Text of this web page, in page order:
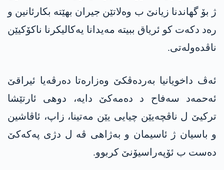
ژ بۆ گھاندنا زیانێ ب وەلاتێن جیران بهێتە بکارئانین و
رەد دکەت کو ئریاق ببیتە مەیدانا یەکالیکرنا ناکۆکیێن
ناڤدەولەتی.
ئەڤ داخویانیا بەردەڤکێ وەزارەتا دەرڤەیا ئیراقێ
ئەحمەد سەفاح د دەمەکێ دایە، دوھی ئارتێشا
ترکیێ ل ناڤچەیێن چیایی یێن مەتینا، زاپ، ئاڤاشین
و باسیان ژ ئاسیمان و بەژاھی ڤە ل دژی پەکەکێ
دەست ب ئۆپەراسیۆنێ کربوو.